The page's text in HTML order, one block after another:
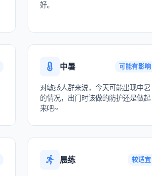
好。
中暑 可能有影响
对敏感人群来说，今天可能出现中暑
的情况，出门时该做的防护还是做起
来吧~
晨练 较适宜